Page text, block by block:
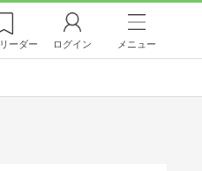
リーダー ログイン メニュー